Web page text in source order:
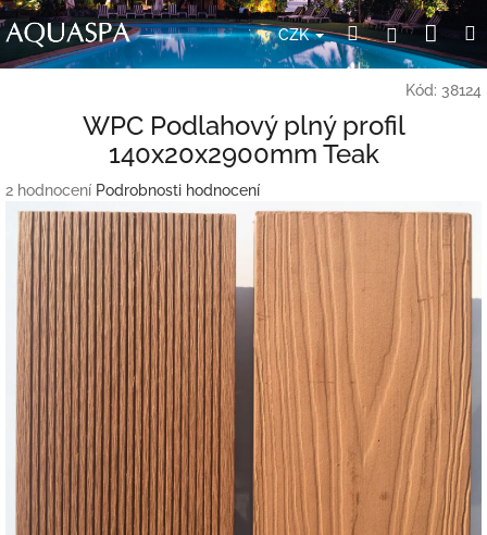
Přejít
na
obsah
CZK HledatPřihlášení
Kód: 38124
WPC Podlahový plný profil
140x20x2900mm Teak
Průměrné
hodnocení
produktu
5,0
hvězdiček.
2 hodnocení Podrobnosti hodnocení